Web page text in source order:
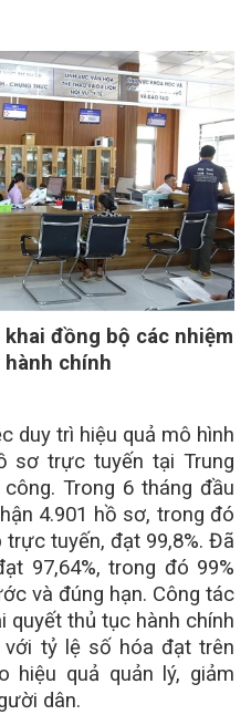
đồng bộ các nhiệm
hành chính
duy trì hiệu quả mô hình
sơ trực tuyến tại Trung
Trong 6 tháng đầu
4.901 hồ sơ, trong đó
tuyến, đạt 99,8%. Đã
97,64%, trong đó 99%
và đúng hạn. Công tác
quyết thủ tục hành chính
tỷ lệ số hóa đạt trên
hiệu quả quản lý, giảm
dân.